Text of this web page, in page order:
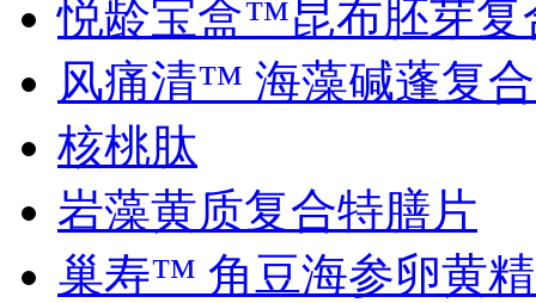
悦龄宝盒™昆布胚芽复
风痛清™ 海藻碱蓬复
核桃肽
岩藻黄质复合特膳片
巢寿™ 角豆海参卵黄